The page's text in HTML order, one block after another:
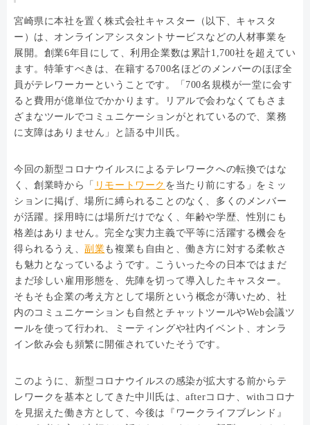
宮崎県に本社を置く株式会社キャスター（以下、キャスタ
ー）は、オンラインアシスタントサービスなどの人材事業を
展開。創業6年目にして、利用企業数は累計1,700社を超えてい
ます。特筆すべきは、在籍する700名ほどのメンバーのほぼ全
員がテレワーカーということです。「700名規模が一堂に会す
ると費用が億単位でかかります。リアルで会わなくてもさま
ざまなツールでコミュニケーションがとれているので、業務
に支障はありません」と語る中川氏。
今回の新型コロナウイルスによるテレワークへの転換ではな
く、創業時から「 リモートワーク を当たり前にする」をミッ
ションに掲げ、場所に縛られることのなく、多くのメンバー
が活躍。採用時には場所だけでなく、年齢や学歴、性別にも
格差はありません。完全な実力主義で平等に活躍する機会を
得られるうえ、 副業も複業も自由と、働き方に対する柔軟さ
も魅力となっているようです。こういった今の日本ではまだ
まだ珍しい雇用形態を、先陣を切って導入したキャスター。
そもそも企業の考え方として場所という概念が薄いため、社
内のコミュニケーションも自然とチャットツールやWeb会議ツ
ールを使って行われ、ミーティングや社内イベント、オンラ
イン飲み会も頻繁に開催されていたそうです。
このように、新型コロナウイルスの感染が拡大する前からテ
レワークを基本としてきた中川氏は、afterコロナ、withコロナ
を見据えた働き方として、今後は『ワークライフブレンド』